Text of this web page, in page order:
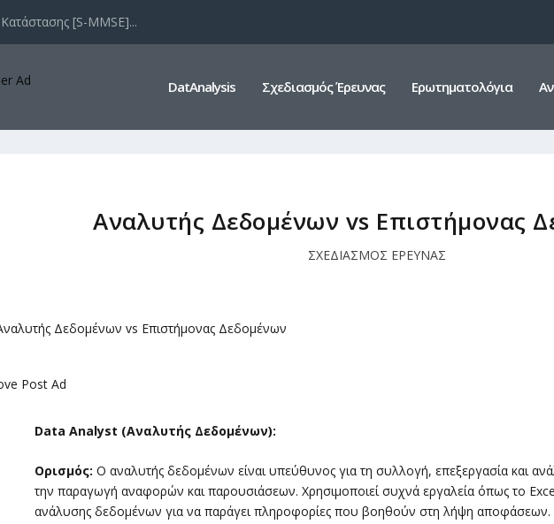
[S-MMSE]...
Ad DatAnalysis Σχεδιασμός Έρευνας Ερωτηματολόγια
Αναλυτής Δεδομένων vs Επιστήμονας
ΣΧΕΔΙΑΣΜΟΣ ΕΡΕΥΝΑΣ
Post Ad
Data Analyst (Αναλυτής Δεδομένων):
Ορισμός: Ο αναλυτής δεδομένων είναι υπεύθυνος για τη συλλογή, επεξεργασία και
την παραγωγή αναφορών και παρουσιάσεων. Χρησιμοποιεί συχνά εργαλεία όπως το
ανάλυσης δεδομένων για να παράγει πληροφορίες που βοηθούν στη λήψη αποφάσεων.